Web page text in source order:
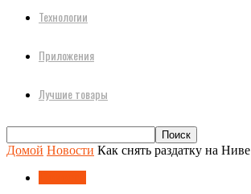
Технологии
Приложения
Лучшие товары
Домой Новости Как снять раздатку на Ниве